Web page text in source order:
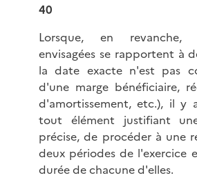
40
Lorsque, en revanche,
envisagées se rapportent à
la date exacte n'est pas
d'une marge bénéficiaire,
d'amortissement, etc.), il y
tout élément justifiant
précise, de procéder à une
deux périodes de l'exercice
durée de chacune d'elles.